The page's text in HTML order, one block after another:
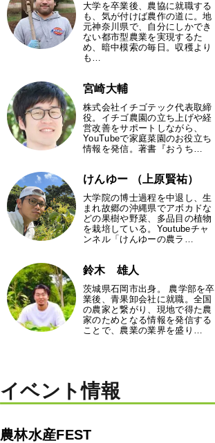
大学を卒業後、農協に就職する
も、気が付けば農作の道に。地
元神奈川県で、自分にしかでき
ない都市型農業を実現するた
め、暗中模索の毎日。収穫より
も…
宮崎大輔
株式会社イチゴテック代表取締
役。イチゴ農園の立ち上げや経
営改善をサポートしながら、
YouTubeで家庭菜園のお役立ち
情報を発信。著書『おうち…
けんゆー （上原賢祐）
大学院の博士過程を中退し、生
まれ故郷の沖縄県でアボカドな
どの果樹や野菜、多品目の植物
を栽培している。Youtubeチャ
ンネル「けんゆーの農ラ…
鈴木 雄人
茨城県石岡市出身。 農学部を卒
業後、青果卸会社に就職。全国
の農家と繋がり、現地で得た農
家のためとなる情報を発信する
ことで、農業の業界を盛り…
イベント情報
農林水産FEST